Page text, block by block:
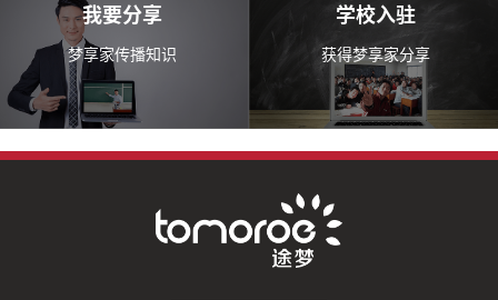
我要分享
梦享家传播知识
学校入驻
获得梦享家分享